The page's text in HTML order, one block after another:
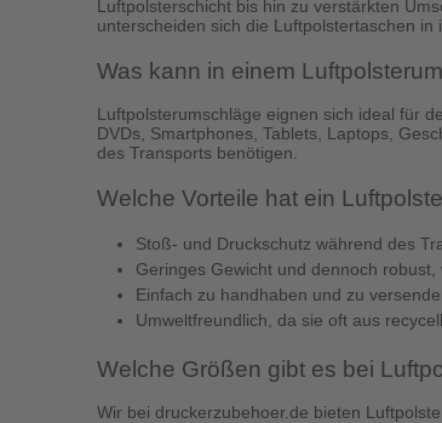
Luftpolsterschicht bis hin zu verstärkten
unterscheiden sich die Luftpolstertaschen
Was kann in einem
Luftpolsterumschläge eignen sich ideal für
DVDs, Smartphones, Tablets, Laptops,
des Transports benötigen.
Welche Vorteile hat ein
Stoß- und Druckschutz während des
Geringes Gewicht und dennoch robust,
Einfach zu handhaben und zu
Umweltfreundlich, da sie oft aus
Welche Größen gibt es bei
Wir bei druckerzubehoer.de bieten